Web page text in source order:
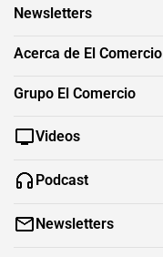
Newsletters
Acerca de El Comercio
Grupo El Comercio
Videos
Podcast
Newsletters